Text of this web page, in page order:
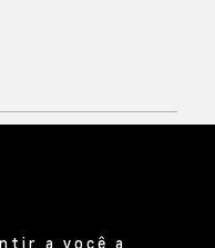
a você a